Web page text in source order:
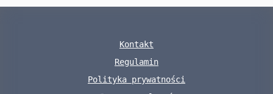
Kontakt
Regulamin
Polityka prywatności